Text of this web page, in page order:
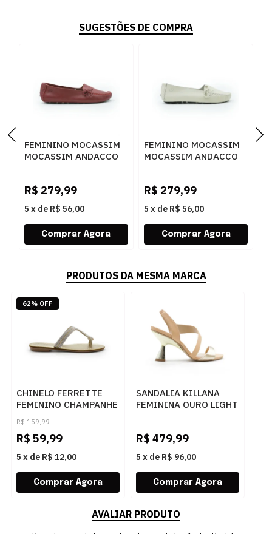
SUGESTÕES DE COMPRA
FEMININO MOCASSIM
MOCASSIM ANDACCO
R$ 279,99
5 x de R$ 56,00
FEMININO MOCASSIM
MOCASSIM ANDACCO
R$ 279,99
5 x de R$ 56,00
PRODUTOS DA MESMA MARCA
CHINELO FERRETTE
FEMININO CHAMPANHE
- 283725
R$ 159,99
R$ 59,99
5 x de R$ 12,00
62% OFF
SANDALIA KILLANA
FEMININA OURO LIGHT
R$ 479,99
5 x de R$ 96,00
AVALIAR PRODUTO